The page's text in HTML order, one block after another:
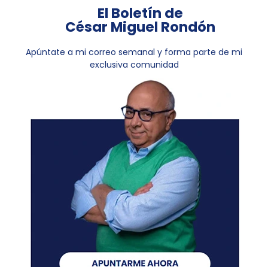
El Boletín de
César Miguel Rondón
Apúntate a mi correo semanal y forma parte de mi
exclusiva comunidad